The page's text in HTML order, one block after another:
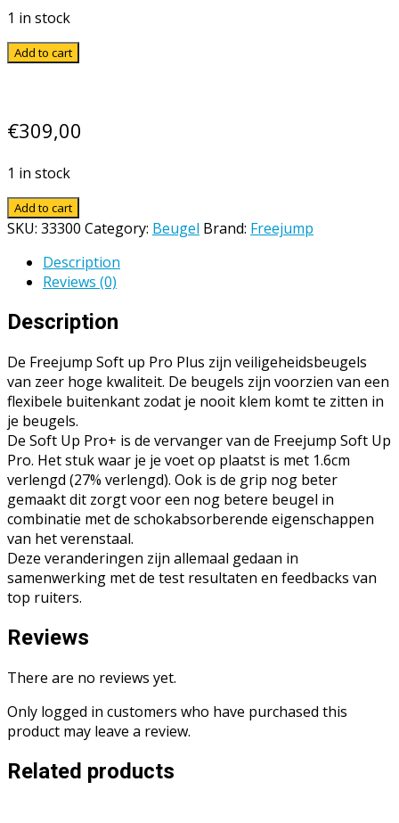
1 in stock
Add to cart
€309,00
1 in stock
Add to cart
SKU: 33300 Category: Beugel Brand: Freejump
Description
Reviews (0)
Description
De Freejump Soft up Pro Plus zijn veiligeheidsbeugels
van zeer hoge kwaliteit. De beugels zijn voorzien van een
flexibele buitenkant zodat je nooit klem komt te zitten in
je beugels.
De Soft Up Pro+ is de vervanger van de Freejump Soft Up
Pro. Het stuk waar je je voet op plaatst is met 1.6cm
verlengd (27% verlengd). Ook is de grip nog beter
gemaakt dit zorgt voor een nog betere beugel in
combinatie met de schokabsorberende eigenschappen
van het verenstaal.
Deze veranderingen zijn allemaal gedaan in
samenwerking met de test resultaten en feedbacks van
top ruiters.
Reviews
There are no reviews yet.
Only logged in customers who have purchased this
product may leave a review.
Related products